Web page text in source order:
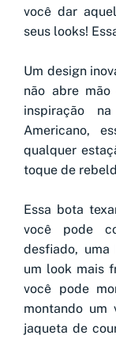
você dar
seus looks!
Um design
não abre
inspiração
Americano,
qualquer
toque de
Essa bota
você pode
desfiado,
um look mais
você pode
montando um
jaqueta de